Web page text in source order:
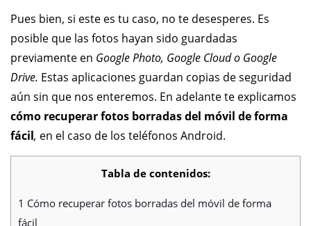
Pues bien, si este es tu caso, no te desesperes. Es
posible que las fotos hayan sido guardadas
previamente en Google Photo, Google Cloud o Google
Drive. Estas aplicaciones guardan copias de seguridad
aún sin que nos enteremos. En adelante te explicamos
cómo recuperar fotos borradas del móvil de forma
fácil, en el caso de los teléfonos Android.
Tabla de contenidos:
1 Cómo recuperar fotos borradas del móvil de forma
fácil